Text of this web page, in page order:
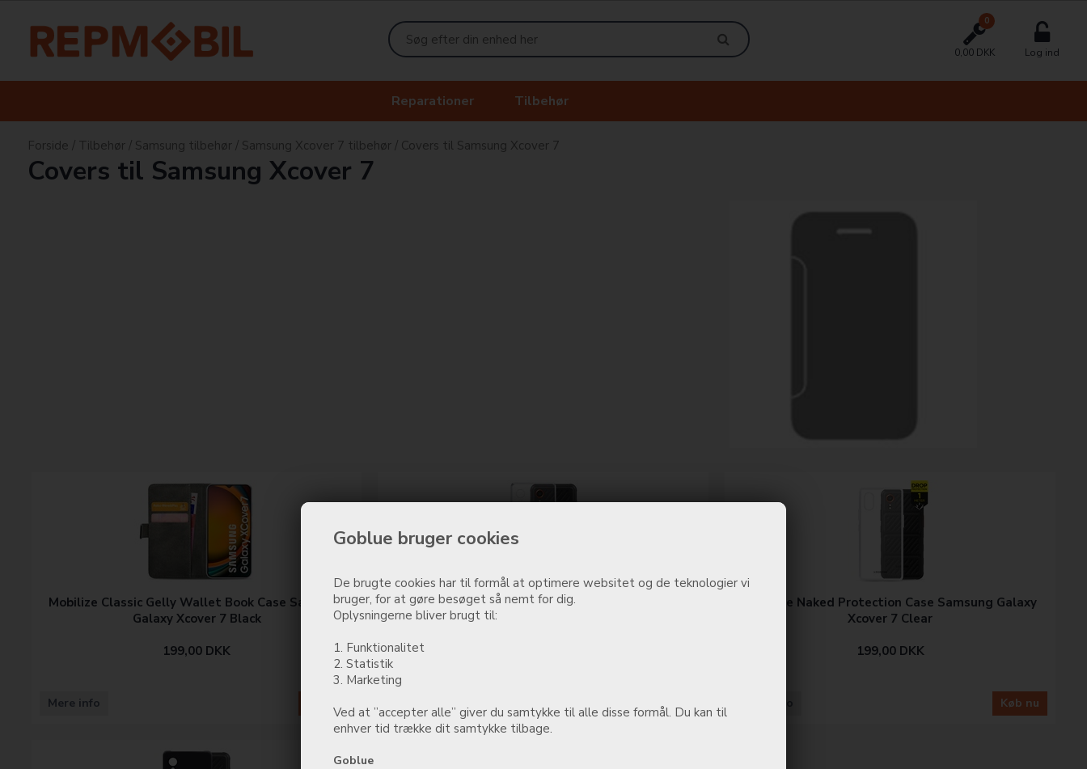
Goblue bruger cookies
De brugte cookies har til formål at optimere websitet og de teknologier vi
bruger, for at gøre besøget så nemt for dig.
Oplysningerne bliver brugt til:
1. Funktionalitet
2. Statistik
3. Marketing
Ved at ”accepter alle” giver du samtykke til alle disse formål. Du kan til
enhver tid trække dit samtykke tilbage.
Goblue
0
0,00 DKK Log ind
Reparationer Tilbehør
Forside / Tilbehør / Samsung tilbehør / Samsung Xcover 7 tilbehør / Covers til Samsung Xcover 7
Covers til Samsung Xcover 7
Mobilize Classic Gelly Wallet Book Case Samsung
Galaxy Xcover 7 Black
199,00 DKK
Mere info
Mobilize Gelly Case Samsung Galaxy Xcover 7 Clear
Køb nu
Mobilize Naked Protection Case Samsung Galaxy
Xcover 7 Clear
199,00 DKK
Køb nu